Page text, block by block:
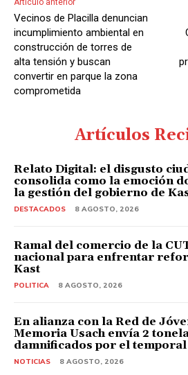
Vecinos de Placilla denuncian
incumplimiento ambiental en
construcción de torres de
alta tensión y buscan
convertir en parque la zona
comprometida
Artículos
Relato Digital: el disgusto
consolida como la emoción
la gestión del gobierno de
DESTACADOS 8 AGOSTO, 2026
Ramal del comercio de la
nacional para enfrentar
Kast
POLITICA 8 AGOSTO, 2026
En alianza con la Red de
Memoria Usach envía 2
damnificados por el temporal
NOTICIAS 8 AGOSTO, 2026